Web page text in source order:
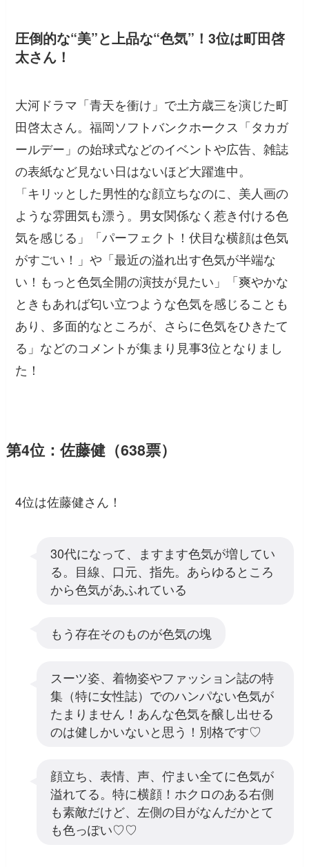
圧倒的な“美”と上品な“色気”！3位は町田啓
太さん！
大河ドラマ「青天を衝け」で土方歳三を演じた町
田啓太さん。福岡ソフトバンクホークス「タカガ
ールデー」の始球式などのイベントや広告、雑誌
の表紙など見ない日はないほど大躍進中。
「キリッとした男性的な顔立ちなのに、美人画の
ような雰囲気も漂う。男女関係なく惹き付ける色
気を感じる」「パーフェクト！伏目な横顔は色気
がすごい！」や 「最近の溢れ出す色気が半端な
い！もっと色気全開の演技が見たい」「爽やかな
ときもあれば匂い立つような色気を感じることも
あり、多面的なところが、さらに色気をひきたて
る」 などのコメントが集まり見事3位となりまし
た！
第4位：佐藤健（638票）
4位は佐藤健さん！
30代になって、ますます色気が増してい
る。目線、口元、指先。あらゆるところ
から色気があふれている
もう存在そのものが色気の塊
スーツ姿、着物姿やファッション誌の特
集（特に女性誌）でのハンパない色気が
たまりません！あんな色気を醸し出せる
のは健しかいないと思う！別格です♡
顔立ち、表情、声、佇まい全てに色気が
溢れてる。特に横顔！ホクロのある右側
も素敵だけど、左側の目がなんだかとて
も色っぽい♡♡